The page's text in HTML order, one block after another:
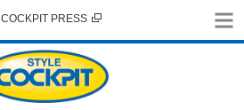
COCKPIT PRESS